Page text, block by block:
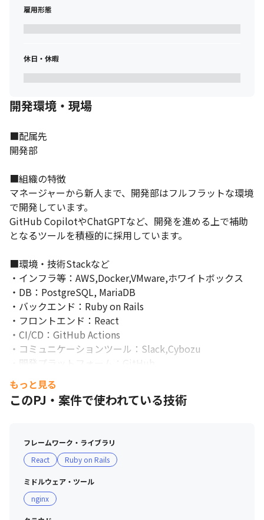
雇用形態
休日・休暇
開発環境・現場
■配属先
開発部
■組織の特徴
マネージャーから新人まで、開発部はフルフラットな環境
で開発しています。
GitHub CopilotやChatGPTなど、開発を進める上で補助
となるツールを積極的に採用しています。
■環境・技術Stackなど
・インフラ等：AWS,Docker,VMware,ホワイトボックス
・DB：PostgreSQL, MariaDB
・バックエンド：Ruby on Rails
・フロントエンド：React
・CI/CD：GitHub Actions
・コミュニケーションツール：Slack,Cybozu
・開発プラットフォーム：GitHub
もっと見る
このPJ・案件で使われている技術
フレームワーク・ライブラリ
React
Ruby on Rails
ミドルウェア・ツール
nginx